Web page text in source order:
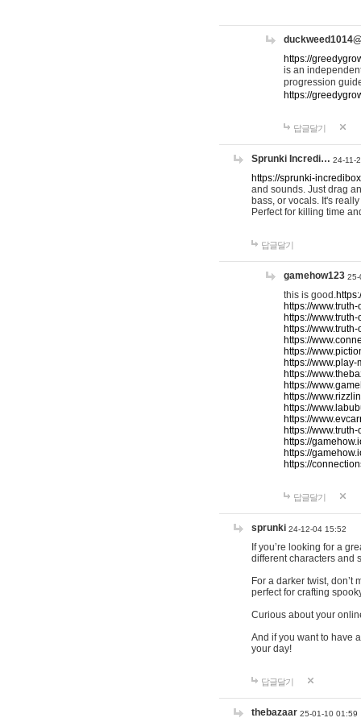
https://
is an
progression
https://
답글달기
Sprunki Incredi… 24-11-
https://sprunki-
and sounds. Just drag
bass, or vocals. It's
Perfect for killing time
답글달기
gamehow123 25-
this is good.
https://
https://
https://
https://
https://
https://
https://
https://
https://
https://
https://
https://
https://
https://
https://
답글달기
sprunki 24-12-04 15:52
If you’re looking for a
different characters and
For a darker twist, don’t
perfect for crafting
Curious about your
And if you want to have
your day!
답글달기
thebazaar 25-01-10 01:59